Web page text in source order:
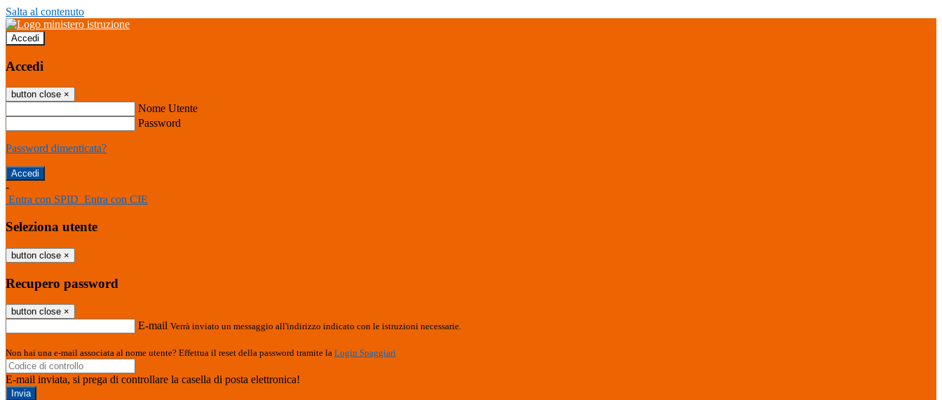
Salta al contenuto
Accedi
Accedi
button close ×
Nome Utente
Password
Password dimenticata?
-
Entra con SPID Entra con CIE
Seleziona utente
button close ×
Recupero password
button close ×
E-mail Verrà inviato un messaggio all'indirizzo indicato con le istruzioni necessarie.
Non hai una e-mail associata al nome utente? Effettua il reset della password tramite la Login Spaggiari
E-mail inviata, si prega di controllare la casella di posta elettronica!